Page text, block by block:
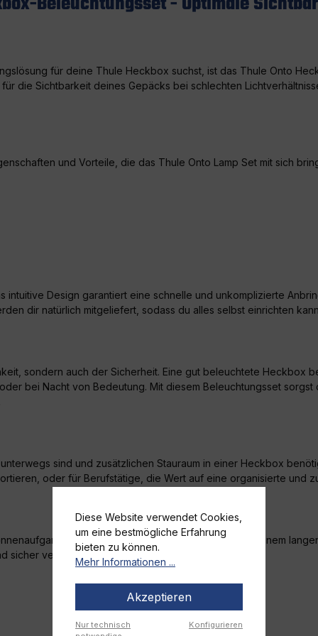
für deine Thule Heckbox suchst, ist das Thule Onto
die Sichtbarkeit deines Gepäcks bei schlechten
und Vorteile, die das Thule Onto Lamp Set mit sich
intuitive Design garantiert eine schnelle und unkomplizierte
dir natürlich mitgeliefert, sodass du alles selbst einrichten
sondern auch der Sicherheit. Eine gut beleuchtete Heckbox
bei Nacht von Bedeutung. Mit diesem Beleuchtungsset
sind und zusätzlichen Stauraum in einer Heckbox
oder für Berufstätige, die Wert auf eine organisierte und
zu genießen, oder du spät abends nach einem
sicher verstauen kannst.
Diese Website verwendet Cookies,
um eine bestmögliche Erfahrung
bieten zu können.
Mehr Informationen ...
Akzeptieren
Nur technisch
Konfigurieren